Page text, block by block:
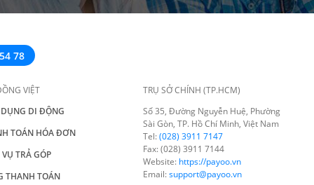
78
VIỆT
DI ĐỘNG
TOÁN HÓA ĐƠN
TRẢ GÓP
THANH TOÁN
TRỤ SỞ CHÍNH (TP.HCM)
Số 35, Đường Nguyễn Huệ, Phường
Sài Gòn, TP. Hồ Chí Minh, Việt Nam
Tel:(028) 3911 7147
Fax: (028) 3911 7144
Website: https://payoo.vn
Email:support@payoo.vn